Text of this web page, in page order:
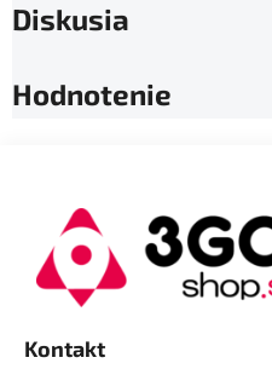
Diskusia
Hodnotenie
Kontakt